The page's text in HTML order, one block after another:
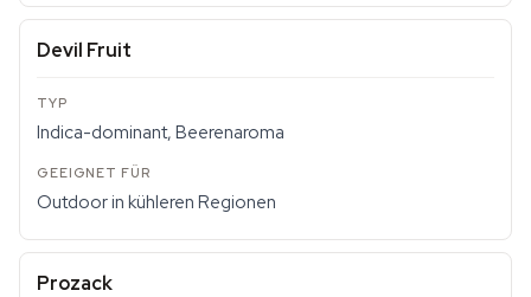
Devil Fruit
Indica-dominant, Beerenaroma
Outdoor in kühleren Regionen
Prozack